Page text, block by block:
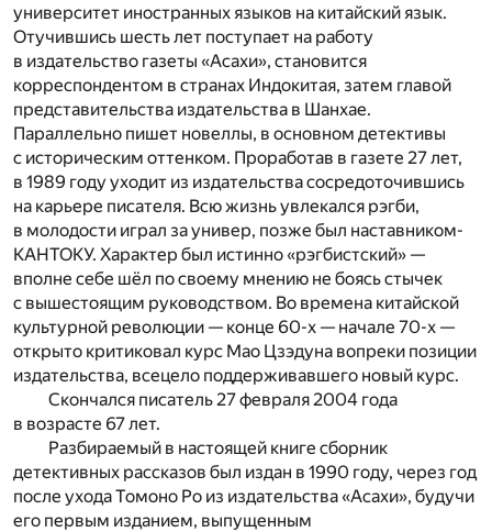
университет иностранных языков на китайский язык.
Отучившись шесть лет поступает на работу
в издательство газеты «Асахи», становится
корреспондентом в странах Индокитая, затем главой
представительства издательства в Шанхае.
Параллельно пишет новеллы, в основном детективы
с историческим оттенком. Проработав в газете 27 лет,
в 1989 году уходит из издательства сосредоточившись
на карьере писателя. Всю жизнь увлекался рэгби,
в молодости играл за универ, позже был наставником-
КАНТОКУ. Характер был истинно «рэгбистский» —
вполне себе шёл по своему мнению не боясь стычек
с вышестоящим руководством. Во времена китайской
культурной революции — конце 60-х — начале 70-х —
открыто критиковал курс Мао Цзэдуна вопреки позиции
издательства, всецело поддерживавшего новый курс.
Скончался писатель 27 февраля 2004 года
в возрасте 67 лет.
Разбираемый в настоящей книге сборник
детективных рассказов был издан в 1990 году, через год
после ухода Томоно Ро из издательства «Асахи», будучи
его первым изданием, выпущенным